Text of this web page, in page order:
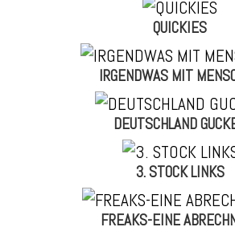
QUICKIES
IRGENDWAS MIT
DEUTSCHLAND
3. STOCK LINKS
FREAKS-EINE